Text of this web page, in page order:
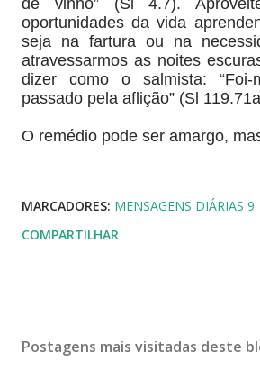
de vinho” (Sl 4.7).
oportunidades da vida
seja na fartura ou na
atravessarmos as noites
dizer como o salmista:
passado pela aflição” (Sl
O remédio pode ser amargo,
MARCADORES: MENSAGENS DIÁRIAS 9
COMPARTILHAR
Postagens mais visitadas deste